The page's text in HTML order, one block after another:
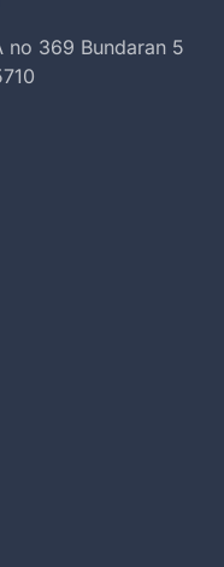
no 369 Bundaran 5